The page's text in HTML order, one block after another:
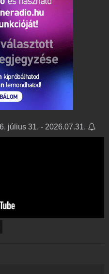
július 31. - 2026.07.31.